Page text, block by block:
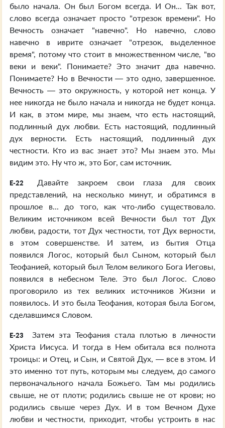
было начала. Он был Богом всегда. И Он... Так вот,
слово всегда означает просто "отрезок времени". Но
Вечность означает "навечно". Но навечно, слово
навечно в иврите означает "отрезок, выделенное
время", потому что стоит в множественном числе, "во
веки и веки". Понимаете? Это значит два навечно.
Понимаете? Но в Вечности — это одно, завершенное.
Вечность — это окружность, у которой нет конца. У
нее никогда не было начала и никогда не будет конца.
И как, в этом мире, мы знаем, что есть настоящий,
подлинный дух любви. Есть настоящий, подлинный
дух верности. Есть настоящий, подлинный дух
честности. Кто из вас знает это? Мы знаем это. Мы
видим это. Ну что ж, это Бог, сам источник.
E-22
Давайте закроем свои глаза для своих
представлений, на несколько минут, и обратимся в
прошлое в... до того, как что-либо существовало.
Великим источником всей Вечности был тот Дух
любви, радости, тот Дух честности, тот Дух верности,
в этом совершенстве. И затем, из бытия Отца
появился Логос, который был Сыном, который был
Теофанией, который был Телом великого Бога Иеговы,
появился в небесном Теле. Это был Логос. Слово
проговорило из тех великих источников Жизни и
появилось. И это была Теофания, которая была Богом,
сделавшимся Словом.
E-23
Затем эта Теофания стала плотью в личности
Христа Иисуса. И тогда в Нем обитала вся полнота
троицы: и Отец, и Сын, и Святой Дух, — все в этом. И
это именно тот путь, которым мы следуем, до самого
первоначального начала Божьего. Там мы родились
свыше, не от плоти; родились свыше не от крови; но
родились свыше через Дух. И в том Вечном Духе
любви и честности, приходит, чтобы устроить в нас